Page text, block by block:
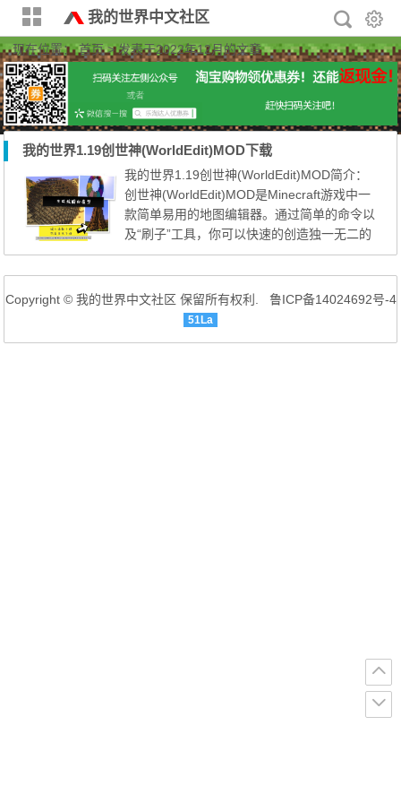
我的世界中文社区
现在位置：首页> 发表于2022年12月的文章
我的世界1.19创世神(WorldEdit)MOD下载
我的世界1.19创世神(WorldEdit)MOD简介：
创世神(WorldEdit)MOD是Minecraft游戏中一
款简单易用的地图编辑器。通过简单的命令以
及“刷子”工具，你可以快速的创造独一无二的
世界，或者快速复制大量相同的建筑！ 创世
神WorldEdit插件适用于单机游戏或者服务器
联机进行游戏，如果你将创世神WorldEdit插
件用于服务器中，它不会延长你游戏的加载时
Copyright © 我的世界中文社区 保留所有权利. 鲁ICP备14024692号-4
51La